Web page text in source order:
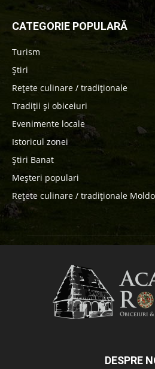
CATEGORIE POPULARĂ
Turism
Știri
Rețete culinare / tradiționale
Tradiții și obiceiuri
Evenimente locale
Istoricul zonei
Știri Banat
Meșteri populari
Rețete culinare / tradiționale
DESPRE